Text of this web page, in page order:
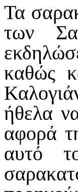
Τα
των
καθώς
ήθελα
αφορά
αυτό